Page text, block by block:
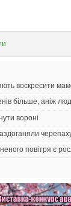
воскресити
більше, аніж
вороні
повітря є